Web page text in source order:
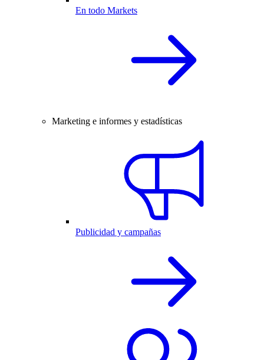
En todo Markets
Marketing e informes y estadísticas
Publicidad y campañas